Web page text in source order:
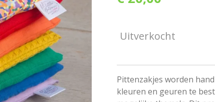
Uitverkocht
Pittenzakjes worden
kleuren en geuren te